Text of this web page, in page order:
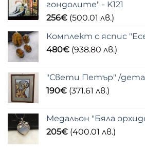
гондолите" - K121
256€ (500.01 лв.)
Комплект с яспис
480€ (938.80 лв.)
"Свети Петър" /
190€ (371.61 лв.)
Медальон "Бяла
205€ (400.01 лв.)